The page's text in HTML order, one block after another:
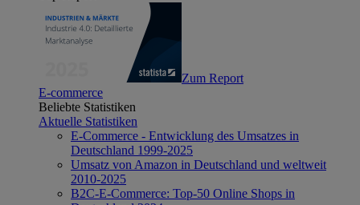
Zum Report
E-commerce
Beliebte Statistiken
Aktuelle Statistiken
E-Commerce - Entwicklung des Umsatzes in
Deutschland 1999-2025
Umsatz von Amazon in Deutschland und weltweit
2010-2025
B2C-E-Commerce: Top-50 Online Shops in